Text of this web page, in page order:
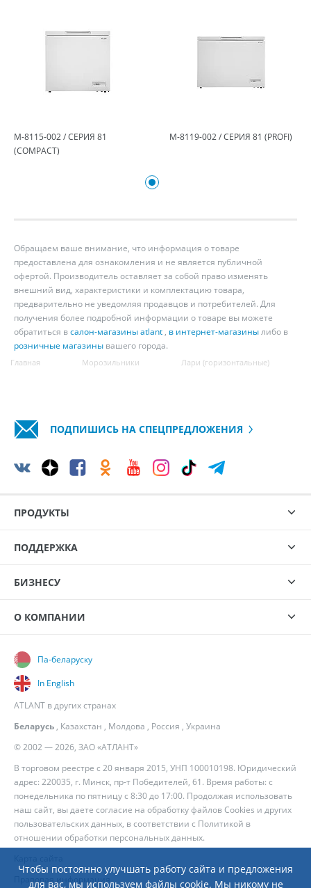
Чтобы постоянно улучшать работу сайта и предложения
для вас, мы используем файлы cookie. Мы никому не
М-8115-002 / СЕРИЯ 81
(COMPACT)
М-8119-002 / СЕРИЯ 81 (PROFI)
Обращаем ваше внимание, что информация о товаре
предоставлена для ознакомления и не является публичной
офертой. Производитель оставляет за собой право изменять
внешний вид, характеристики и комплектацию товара,
предварительно не уведомляя продавцов и потребителей. Для
получения более подробной информации о товаре вы можете
обратиться всалон-магазины atlant , в интернет-магазинылибо в
розничные магазины вашего города.
Главная Морозильники Лари (горизонтальные)
ПОДПИШИСЬ НА СПЕЦПРЕДЛОЖЕНИЯ
ПРОДУКТЫ
ПОДДЕРЖКА
БИЗНЕСУ
О КОМПАНИИ
© 2002 — 2026, ЗАО «АТЛАНТ»
В торговом реестре с 20 января 2015, УНП 100010198. Юридический
адрес: 220035, г. Минск, пр-т Победителей, 61. Время работы: с
понедельника по пятницу с 8:30 до 17:00. Продолжая использовать
наш сайт, вы даете согласие на обработку файлов Cookies и других
пользовательских данных, в соответствии с Политикой в
отношении обработки персональных данных.
Па-беларуску
In English
ATLANT в других странах
Беларусь , Казахстан , Молдова , Россия , Украина